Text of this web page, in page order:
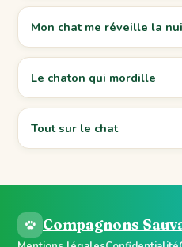
Mon chat me réveille la
Le chaton qui mordille
Tout sur le chat
Compagnons